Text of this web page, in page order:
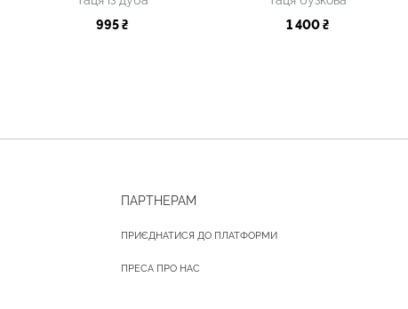
995 ₴
1 400 ₴
ПАРТНЕРАМ
ПРИЄДНАТИСЯ ДО ПЛАТФОРМИ
ПРЕСА ПРО НАС